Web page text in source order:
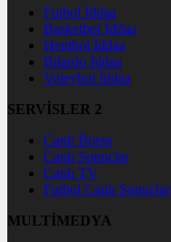
Futbol İddaa
Basketbol İddaa
Hentbol İddaa
Bilardo İddaa
Voleybol İddaa
SERVİSLER 2
Canlı Borsa
Canlı Sonuçlar
Canlı TV
Futbol Canlı Sonuçlar
MULTİMEDYA